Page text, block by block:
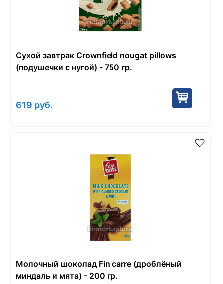
Сухой завтрак Crownfield nougat pillows
(подушечки c нугой) - 750 гр.
619 руб.
Молочный шоколад Fin carre (дроблёный
миндаль и мята) - 200 гр.